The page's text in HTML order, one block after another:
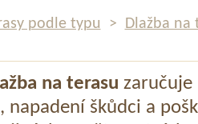
podle typu > Dlažba na
na terasu zaručuje
škůdci a